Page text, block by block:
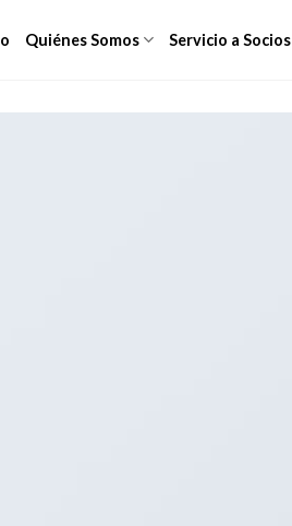
Quiénes Somos Servicio a Socios